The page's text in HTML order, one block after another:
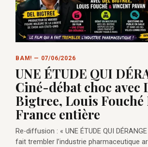
BAM! — 07/06/2026
UNE ÉTUDE QUI
Ciné-débat choc avec
Bigtree, Louis
France entière
Re-diffusion : « UNE ÉTUDE QUI
fait trembler l’industrie pharmaceutique